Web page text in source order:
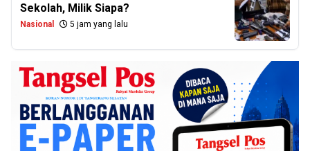
Sekolah, Milik Siapa?
Nasional 5 jam yang lalu